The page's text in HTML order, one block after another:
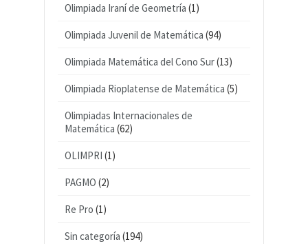
Olimpiada Iraní de Geometría (1)
Olimpiada Juvenil de Matemática (94)
Olimpiada Matemática del Cono Sur(13)
Olimpiada Rioplatense de Matemática (5)
Olimpiadas Internacionales de
Matemática (62)
OLIMPRI (1)
PAGMO (2)
Re Pro (1)
Sin categoría (194)